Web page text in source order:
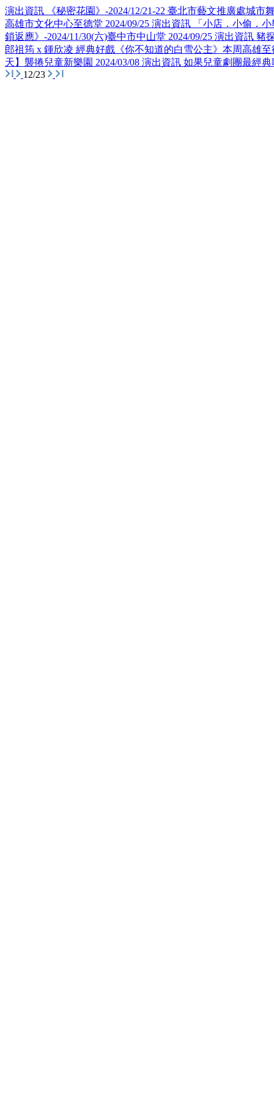
演出資訊
《秘密花園》-2024/12/21-22 臺北市藝文推廣處城市
高雄市文化中心至德堂 2024/09/25 演出資訊
「小店．小偷．
鎖返應》-2024/11/30(六)臺中市中山堂 2024/09/25 演出資訊 豬
郎祖筠 x 鍾欣凌 經典好戲《你不知道的白雪公主》本周高雄至
天】襲捲兒童新樂園 2024/03/08 演出資訊 如果兒童劇團最經
12/23